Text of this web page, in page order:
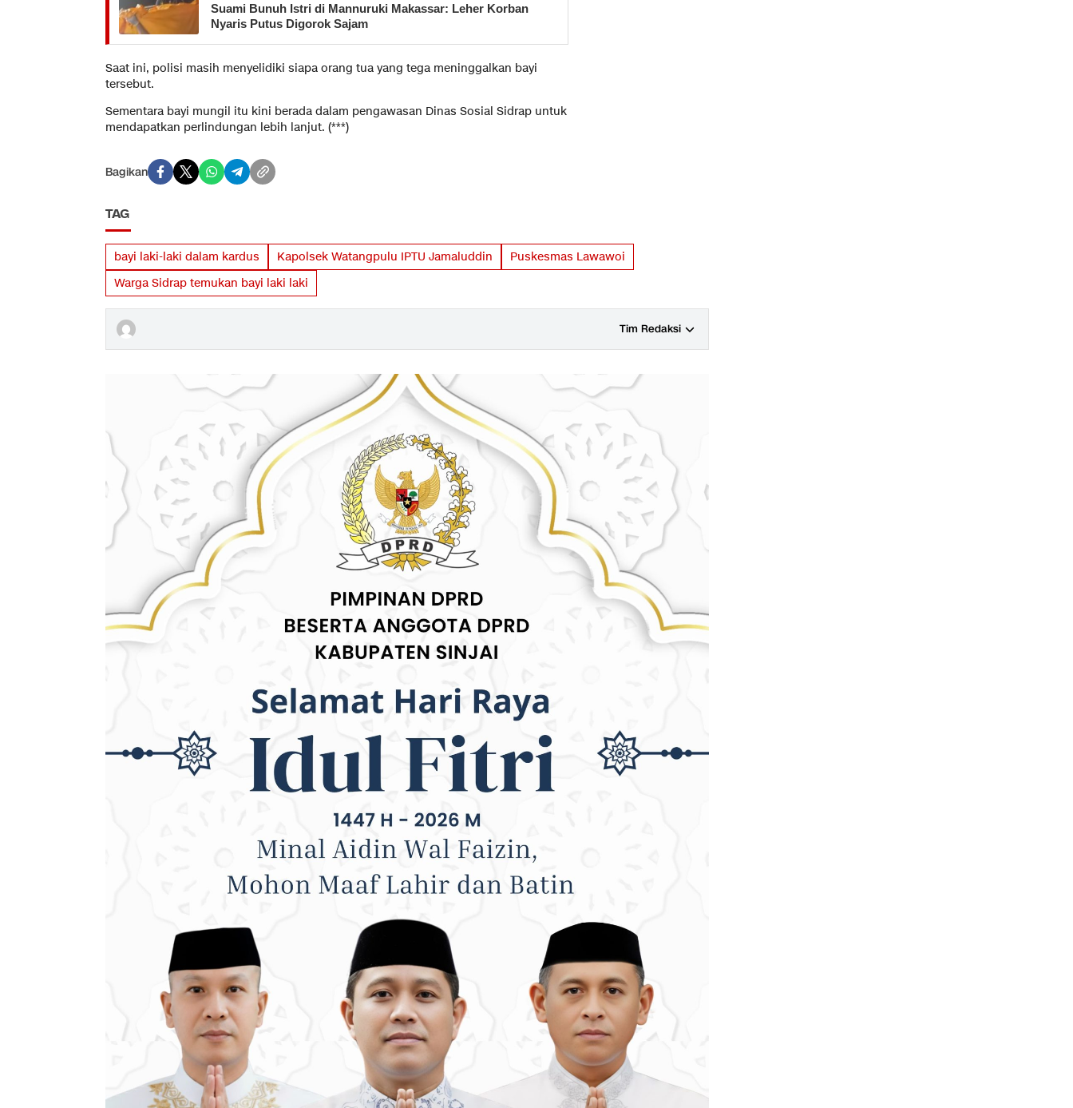
Suami Bunuh Istri di Mannuruki Makassar: Leher Korban
Nyaris Putus Digorok Sajam
Saat ini, polisi masih menyelidiki siapa orang tua yang tega meninggalkan bayi
tersebut.
Sementara bayi mungil itu kini berada dalam pengawasan Dinas Sosial Sidrap untuk
mendapatkan perlindungan lebih lanjut. (***)
Bagikan
TAG
bayi laki-laki dalam kardus Kapolsek Watangpulu IPTU Jamaluddin
Puskesmas Lawawoi
Warga Sidrap temukan bayi laki laki
Tim Redaksi